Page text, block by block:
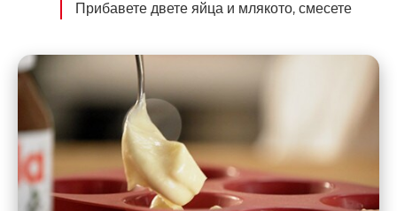
Прибавете двете яйца и млякото, смесете